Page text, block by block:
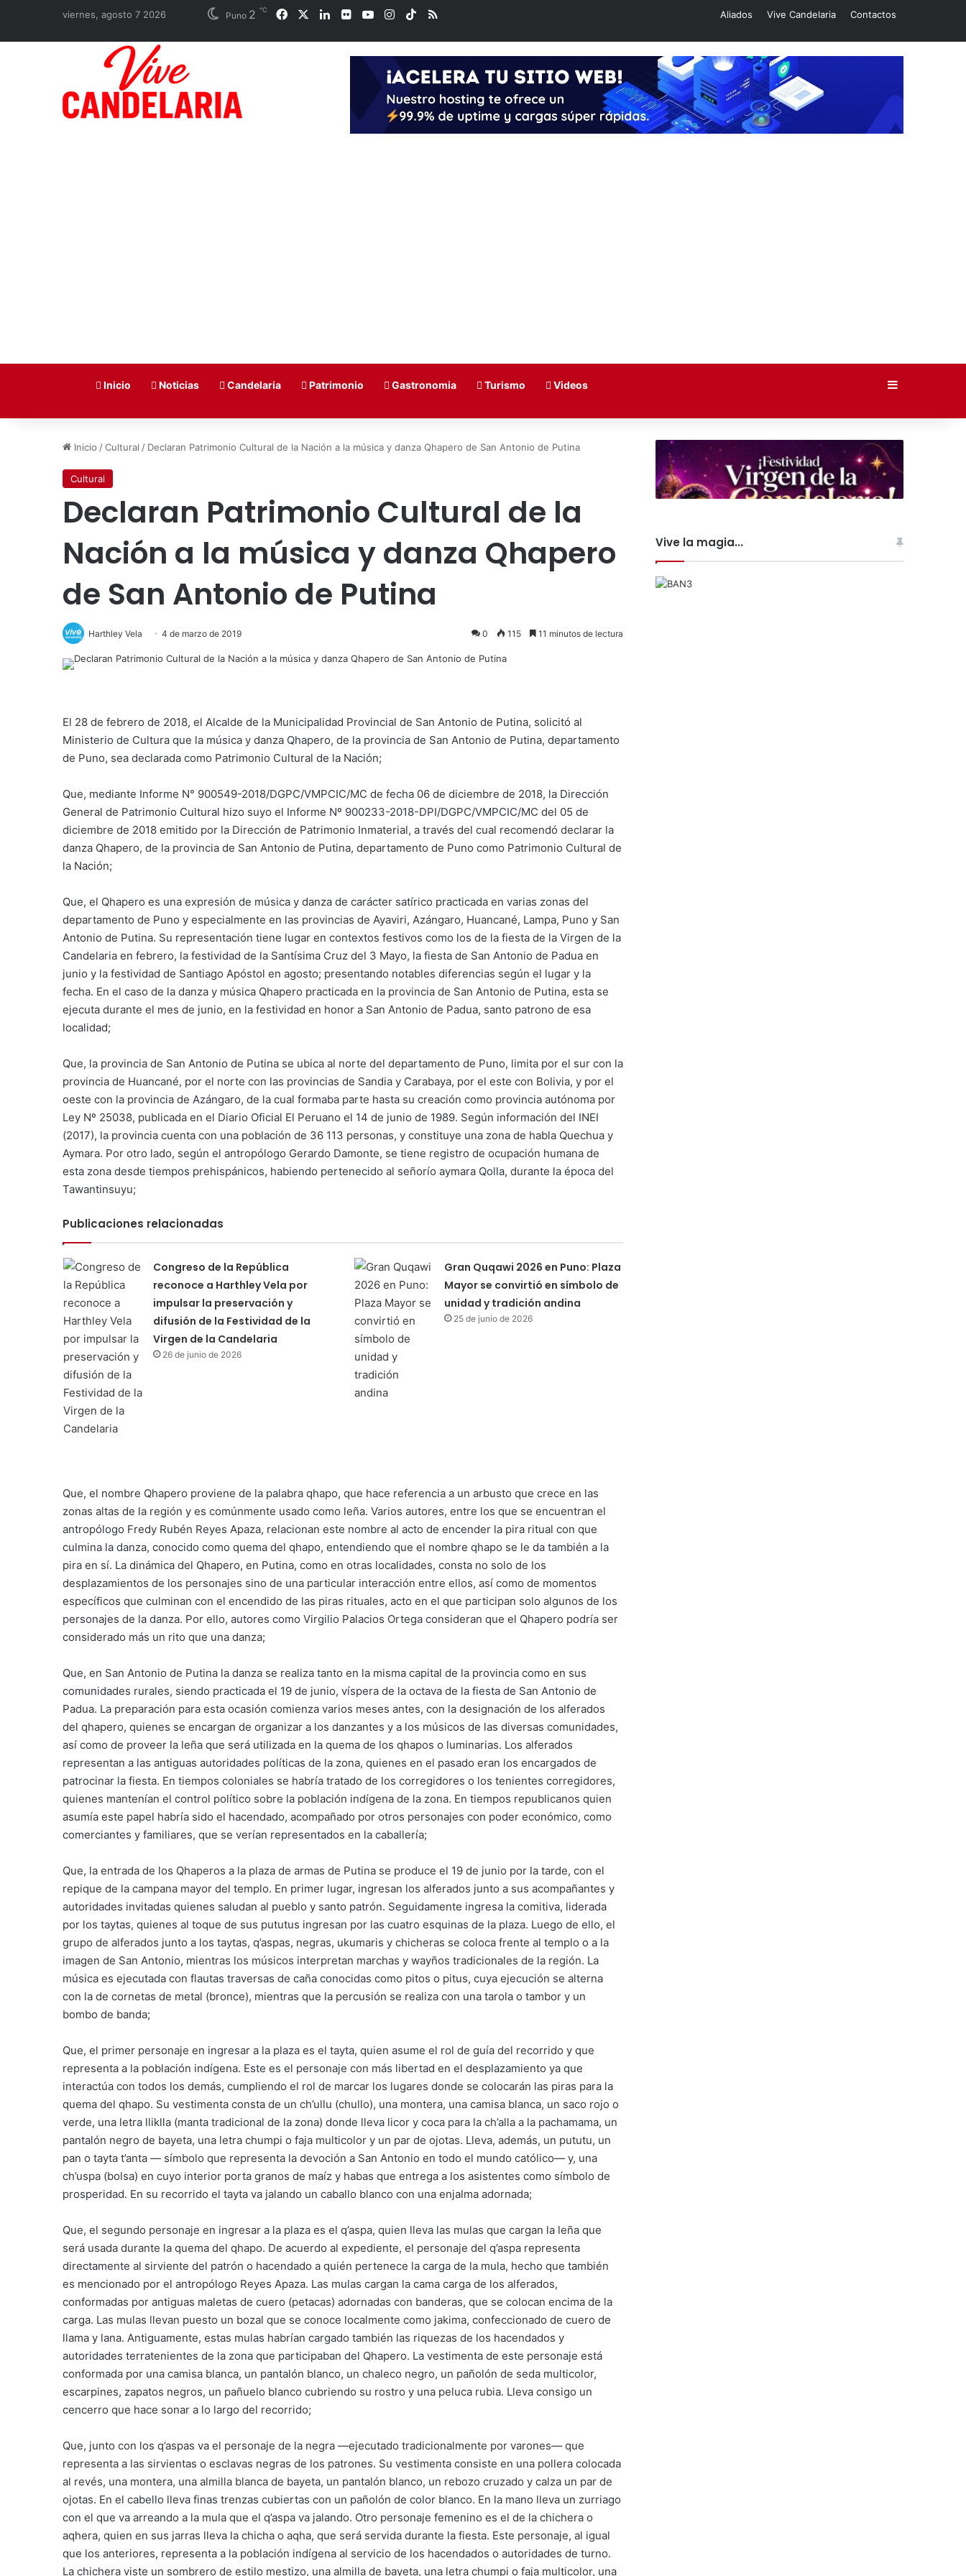
viernes, agosto 7 2026 Puno 2 ℃ Facebook LinkedIn
Flickr YouTubeInstagram
TikTokRSS Aliados Vive Candelaria Contactos
Inicio Noticias Candelaria Patrimonio Gastronomia Turismo Videos
Inicio /Cultural / Declaran Patrimonio Cultural de la Nación a la música y danza Qhapero de San Antonio de Putina
Cultural
Declaran Patrimonio Cultural de la
Nación a la música y danza Qhapero
de San Antonio de Putina
Harthley Vela 4 de marzo de 2019 0 115 11 minutos de lectura
El 28 de febrero de 2018, el Alcalde de la Municipalidad Provincial de San Antonio de Putina, solicitó al
Ministerio de Cultura que la música y danza Qhapero, de la provincia de San Antonio de Putina, departamento
de Puno, sea declarada como Patrimonio Cultural de la Nación;
Que, mediante Informe N° 900549-2018/DGPC/VMPCIC/MC de fecha 06 de diciembre de 2018, la Dirección
General de Patrimonio Cultural hizo suyo el Informe Nº 900233-2018-DPI/DGPC/VMPCIC/MC del 05 de
diciembre de 2018 emitido por la Dirección de Patrimonio Inmaterial, a través del cual recomendó declarar la
danza Qhapero, de la provincia de San Antonio de Putina, departamento de Puno como Patrimonio Cultural de
la Nación;
Que, el Qhapero es una expresión de música y danza de carácter satírico practicada en varias zonas del
departamento de Puno y especialmente en las provincias de Ayaviri, Azángaro, Huancané, Lampa, Puno y San
Antonio de Putina. Su representación tiene lugar en contextos festivos como los de la fiesta de la Virgen de la
Candelaria en febrero, la festividad de la Santísima Cruz del 3 Mayo, la fiesta de San Antonio de Padua en
junio y la festividad de Santiago Apóstol en agosto; presentando notables diferencias según el lugar y la
fecha. En el caso de la danza y música Qhapero practicada en la provincia de San Antonio de Putina, esta se
ejecuta durante el mes de junio, en la festividad en honor a San Antonio de Padua, santo patrono de esa
localidad;
Que, la provincia de San Antonio de Putina se ubica al norte del departamento de Puno, limita por el sur con la
provincia de Huancané, por el norte con las provincias de Sandia y Carabaya, por el este con Bolivia, y por el
oeste con la provincia de Azángaro, de la cual formaba parte hasta su creación como provincia autónoma por
Ley Nº 25038, publicada en el Diario Oficial El Peruano el 14 de junio de 1989. Según información del INEI
(2017), la provincia cuenta con una población de 36 113 personas, y constituye una zona de habla Quechua y
Aymara. Por otro lado, según el antropólogo Gerardo Damonte, se tiene registro de ocupación humana de
esta zona desde tiempos prehispánicos, habiendo pertenecido al señorío aymara Qolla, durante la época del
Tawantinsuyu;
Publicaciones relacionadas
Congreso de la República
reconoce a Harthley Vela por
impulsar la preservación y
difusión de la Festividad de la
Virgen de la Candelaria
26 de junio de 2026
Gran Quqawi 2026 en Puno: Plaza
Mayor se convirtió en símbolo de
unidad y tradición andina
25 de junio de 2026
Que, el nombre Qhapero proviene de la palabra qhapo, que hace referencia a un arbusto que crece en las
zonas altas de la región y es comúnmente usado como leña. Varios autores, entre los que se encuentran el
antropólogo Fredy Rubén Reyes Apaza, relacionan este nombre al acto de encender la pira ritual con que
culmina la danza, conocido como quema del qhapo, entendiendo que el nombre qhapo se le da también a la
pira en sí. La dinámica del Qhapero, en Putina, como en otras localidades, consta no solo de los
desplazamientos de los personajes sino de una particular interacción entre ellos, así como de momentos
específicos que culminan con el encendido de las piras rituales, acto en el que participan solo algunos de los
personajes de la danza. Por ello, autores como Virgilio Palacios Ortega consideran que el Qhapero podría ser
considerado más un rito que una danza;
Que, en San Antonio de Putina la danza se realiza tanto en la misma capital de la provincia como en sus
comunidades rurales, siendo practicada el 19 de junio, víspera de la octava de la fiesta de San Antonio de
Padua. La preparación para esta ocasión comienza varios meses antes, con la designación de los alferados
del qhapero, quienes se encargan de organizar a los danzantes y a los músicos de las diversas comunidades,
así como de proveer la leña que será utilizada en la quema de los qhapos o luminarias. Los alferados
representan a las antiguas autoridades políticas de la zona, quienes en el pasado eran los encargados de
patrocinar la fiesta. En tiempos coloniales se habría tratado de los corregidores o los tenientes corregidores,
quienes mantenían el control político sobre la población indígena de la zona. En tiempos republicanos quien
asumía este papel habría sido el hacendado, acompañado por otros personajes con poder económico, como
comerciantes y familiares, que se verían representados en la caballería;
Que, la entrada de los Qhaperos a la plaza de armas de Putina se produce el 19 de junio por la tarde, con el
repique de la campana mayor del templo. En primer lugar, ingresan los alferados junto a sus acompañantes y
autoridades invitadas quienes saludan al pueblo y santo patrón. Seguidamente ingresa la comitiva, liderada
por los taytas, quienes al toque de sus pututus ingresan por las cuatro esquinas de la plaza. Luego de ello, el
grupo de alferados junto a los taytas, q’aspas, negras, ukumaris y chicheras se coloca frente al templo o a la
imagen de San Antonio, mientras los músicos interpretan marchas y wayños tradicionales de la región. La
música es ejecutada con flautas traversas de caña conocidas como pitos o pitus, cuya ejecución se alterna
con la de cornetas de metal (bronce), mientras que la percusión se realiza con una tarola o tambor y un
bombo de banda;
Que, el primer personaje en ingresar a la plaza es el tayta, quien asume el rol de guía del recorrido y que
representa a la población indígena. Este es el personaje con más libertad en el desplazamiento ya que
interactúa con todos los demás, cumpliendo el rol de marcar los lugares donde se colocarán las piras para la
quema del qhapo. Su vestimenta consta de un ch’ullu (chullo), una montera, una camisa blanca, un saco rojo o
verde, una letra lliklla (manta tradicional de la zona) donde lleva licor y coca para la ch’alla a la pachamama, un
pantalón negro de bayeta, una letra chumpi o faja multicolor y un par de ojotas. Lleva, además, un pututu, un
pan o tayta t’anta — símbolo que representa la devoción a San Antonio en todo el mundo católico— y, una
ch’uspa (bolsa) en cuyo interior porta granos de maíz y habas que entrega a los asistentes como símbolo de
prosperidad. En su recorrido el tayta va jalando un caballo blanco con una enjalma adornada;
Que, el segundo personaje en ingresar a la plaza es el q’aspa, quien lleva las mulas que cargan la leña que
será usada durante la quema del qhapo. De acuerdo al expediente, el personaje del q’aspa representa
directamente al sirviente del patrón o hacendado a quién pertenece la carga de la mula, hecho que también
es mencionado por el antropólogo Reyes Apaza. Las mulas cargan la cama carga de los alferados,
conformadas por antiguas maletas de cuero (petacas) adornadas con banderas, que se colocan encima de la
carga. Las mulas llevan puesto un bozal que se conoce localmente como jakima, confeccionado de cuero de
llama y lana. Antiguamente, estas mulas habrían cargado también las riquezas de los hacendados y
autoridades terratenientes de la zona que participaban del Qhapero. La vestimenta de este personaje está
conformada por una camisa blanca, un pantalón blanco, un chaleco negro, un pañolón de seda multicolor,
escarpines, zapatos negros, un pañuelo blanco cubriendo su rostro y una peluca rubia. Lleva consigo un
cencerro que hace sonar a lo largo del recorrido;
Que, junto con los q’aspas va el personaje de la negra —ejecutado tradicionalmente por varones— que
representa a las sirvientas o esclavas negras de los patrones. Su vestimenta consiste en una pollera colocada
al revés, una montera, una almilla blanca de bayeta, un pantalón blanco, un rebozo cruzado y calza un par de
ojotas. En el cabello lleva finas trenzas cubiertas con un pañolón de color blanco. En la mano lleva un zurriago
con el que va arreando a la mula que el q’aspa va jalando. Otro personaje femenino es el de la chichera o
aqhera, quien en sus jarras lleva la chicha o aqha, que será servida durante la fiesta. Este personaje, al igual
que los anteriores, representa a la población indígena al servicio de los hacendados o autoridades de turno.
La chichera viste un sombrero de estilo mestizo, una almilla de bayeta, una letra chumpi o faja multicolor, una
Vive la magia...